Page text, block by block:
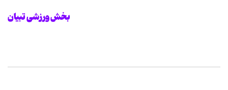
بخش ورزشی تبیان